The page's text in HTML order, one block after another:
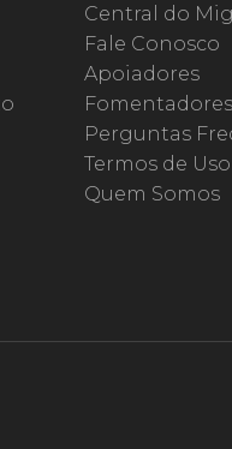
Central do
Fale Conosco
Apoiadores
Fomentadores
Perguntas
Termos de Uso
Quem Somos